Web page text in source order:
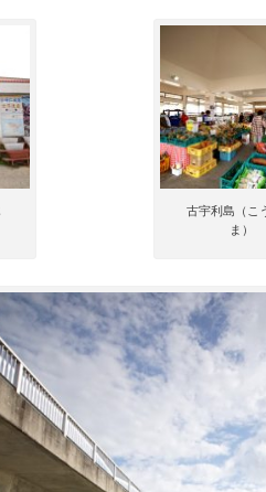
古宇利島（こ
ま）